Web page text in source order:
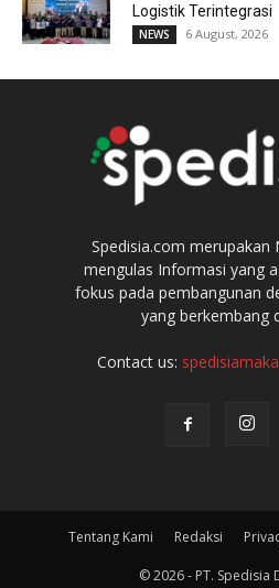
Logistik Terintegrasi
NEWS 6 August, 2026
Spedisia.com merupakan
mengulas Informasi yang
fokus pada pembangunan
yang berkembang
Contact us:
Tentang Kami Redaksi
© 2026 - PT. Spedisia